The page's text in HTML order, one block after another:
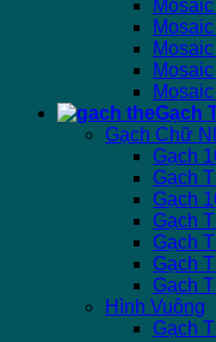
Gạch
Gạch Chữ
Gạch
Gạch
Gạch
Gạch
Gạch
Gạch
Gạch
Hình Vuông
Gạch